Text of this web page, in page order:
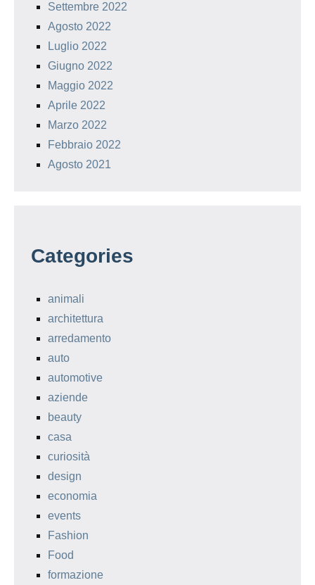
Settembre 2022
Agosto 2022
Luglio 2022
Giugno 2022
Maggio 2022
Aprile 2022
Marzo 2022
Febbraio 2022
Agosto 2021
Categories
animali
architettura
arredamento
auto
automotive
aziende
beauty
casa
curiosità
design
economia
events
Fashion
Food
formazione